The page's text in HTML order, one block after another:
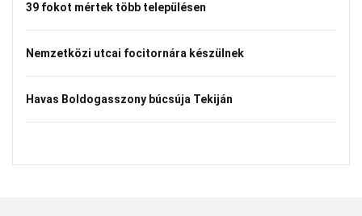
39 fokot mértek több településen
Nemzetközi utcai focitornára készülnek
Havas Boldogasszony búcsúja Tekiján